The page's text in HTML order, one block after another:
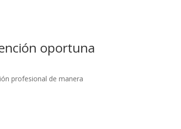
oportuna
profesional de manera